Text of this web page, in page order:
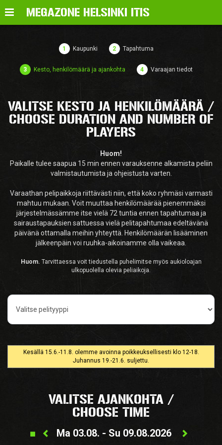
Valikko
MEGAZONE HELSINKI ITIS
1 Kaupunki 2 Tapahtuma
3 Kesto, henkilömäärä ja ajankohta 4 Varaajan tiedot
VALITSE KESTO JA HENKILÖMÄÄRÄ /
CHOOSE DURATION AND NUMBER OF
PLAYERS
Huom!
Paikalle tulee saapua 15 min ennen varauksenne alkamista peliin
valmistautumista ja ohjeistusta varten.
Varaathan pelipaikkoja riittävästi niin, että koko ryhmäsi varmasti
mahtuu mukaan. Voit muuttaa henkilömäärää pienemmäksi
järjestelmässämme itse vielä 72 tuntia ennen tapahtumaa ja
sairaustapauksien sattuessa vielä pelitapahtumaa edeltävänä
päivänä ottamalla meihin yhteyttä. Henkilömäärän lisääminen
jälkeenpäin voi ruuhka-aikoinamme olla vaikeaa.
Huom. Tarvittaessa voit tiedustella puhelimitse myös aukioloajan
ulkopuolella olevia peliaikoja.
Kesällä 15.6.-11.8. olemme avoinna poikkeuksellisesti klo 12-18.
Juhannus 19.-21.6. suljettu.
VALITSE AJANKOHTA /
CHOOSE TIME
Ma 03.08. - Su 09.08.2026